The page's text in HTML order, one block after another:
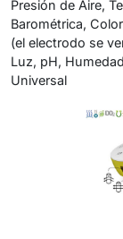
Presión de Aire,
Barométrica,
(el electrodo se
Luz, pH,
Universal